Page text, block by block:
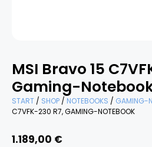
MSI Bravo 15
Gaming-
START / SHOP / NOTEBOOKS / GAMING-
C7VFK-230 R7, GAMING-NOTEBOOK
1.189,00 €